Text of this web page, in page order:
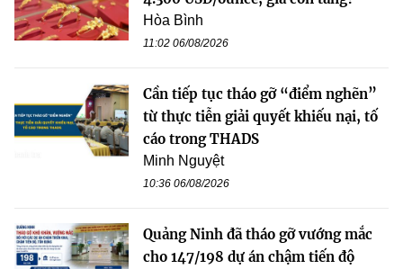
Hòa Bình
11:02 06/08/2026
Cần tiếp tục tháo gỡ “điểm nghẽn”
từ thực tiễn giải quyết khiếu nại, tố
cáo trong THADS
Minh Nguyệt
10:36 06/08/2026
Quảng Ninh đã tháo gỡ vướng mắc
cho 147/198 dự án chậm tiến độ